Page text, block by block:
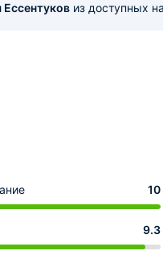
из доступных
10
9.3